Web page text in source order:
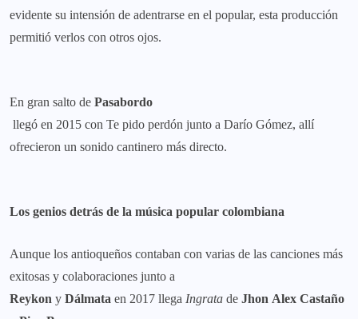
evidente su intensión de adentrarse en el popular, esta producción
permitió verlos con otros ojos.
En gran salto de Pasabordo
llegó en 2015 con Te pido perdón junto a Darío Gómez, allí
ofrecieron un sonido cantinero más directo.
Los genios detrás de la música popular colombiana
Aunque los antioqueños contaban con varias de las canciones más
exitosas y colaboraciones junto a
Reykon y Dálmata en 2017 llega Ingrata de Jhon Alex Castaño